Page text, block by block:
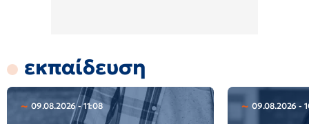
εκπαίδευση
09.08.2026 - 11:08 09.08.2026 -